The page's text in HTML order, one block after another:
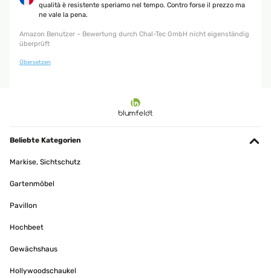
qualità è resistente speriamo nel tempo. Contro forse il prezzo ma
ne vale la pena.
Amazon Benutzer – Bewertung durch Chal-Tec GmbH nicht eigenständig
überprüft
Übersetzen
Beliebte Kategorien
Markise, Sichtschutz
Gartenmöbel
Pavillon
Hochbeet
Gewächshaus
Hollywoodschaukel